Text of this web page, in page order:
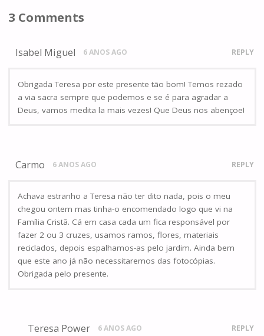
3 Comments
Isabel Miguel 6 ANOS AGO REPLY
Obrigada Teresa por este presente tão bom! Temos rezado
a via sacra sempre que podemos e se é para agradar a
Deus, vamos medita la mais vezes! Que Deus nos abençoe!
Carmo 6 ANOS AGO REPLY
Achava estranho a Teresa não ter dito nada, pois o meu
chegou ontem mas tinha-o encomendado logo que vi na
Família Cristã. Cá em casa cada um fica responsável por
fazer 2 ou 3 cruzes, usamos ramos, flores, materiais
reciclados, depois espalhamos-as pelo jardim. Ainda bem
que este ano já não necessitaremos das fotocópias.
Obrigada pelo presente.
Teresa Power 6 ANOS AGO REPLY